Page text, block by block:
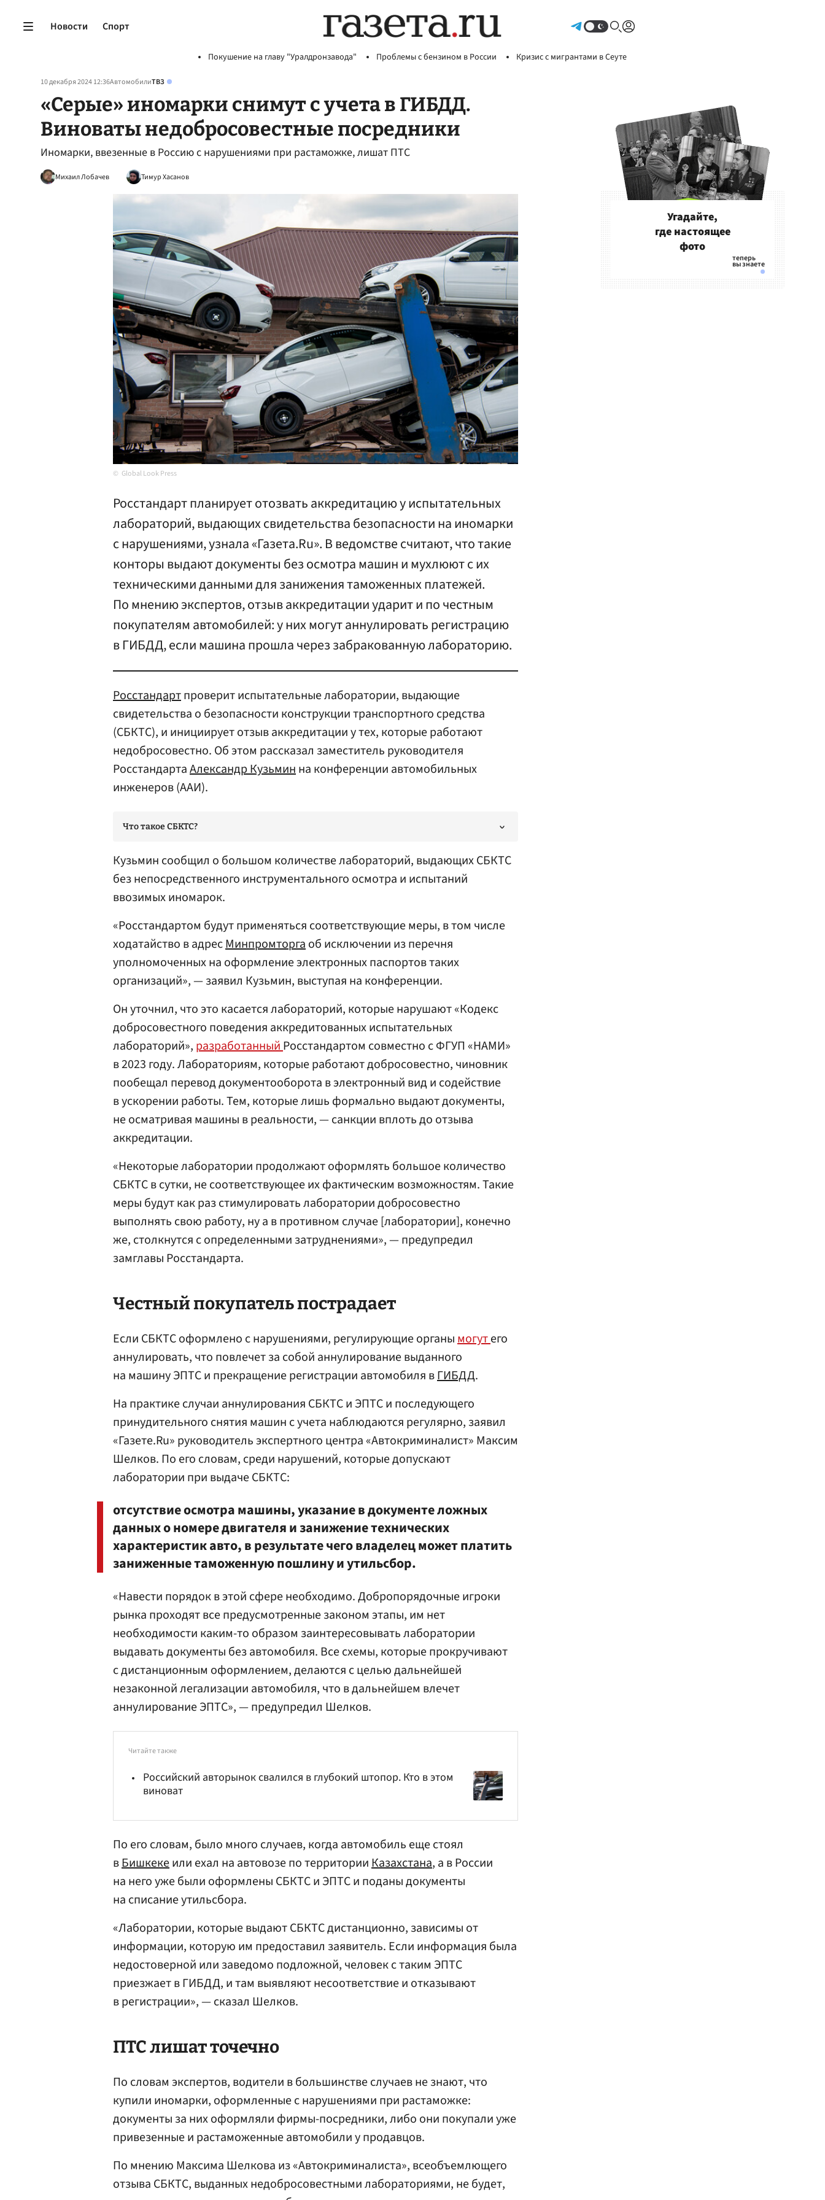
Новости Спорт
Покушение на главу "Уралдронзавода" Проблемы с бензином в России Кризис с мигрантами в Сеуте
10 декабря 2024 12:36АвтомобилиТВЗ
«Серые» иномарки снимут с учета в ГИБДД.
Виноваты недобросовестные посредники
Иномарки, ввезенные в Россию с нарушениями при растаможке, лишат ПТС
Михаил Лобачев Тимур Хасанов
Global Look Press
Росстандарт планирует отозвать аккредитацию у испытательных
лабораторий, выдающих свидетельства безопасности на иномарки
с нарушениями, узнала «Газета.Ru». В ведомстве считают, что такие
конторы выдают документы без осмотра машин и мухлюют с их
техническими данными для занижения таможенных платежей.
По мнению экспертов, отзыв аккредитации ударит и по честным
покупателям автомобилей: у них могут аннулировать регистрацию
в ГИБДД, если машина прошла через забракованную лабораторию.
Росстандартпроверит испытательные лаборатории, выдающие
свидетельства о безопасности конструкции транспортного средства
(СБКТС), и инициирует отзыв аккредитации у тех, которые работают
недобросовестно. Об этом рассказал заместитель руководителя
РосстандартаАлександр Кузьминна конференции автомобильных
инженеров (ААИ).
Что такое СБКТС?
Кузьмин сообщил о большом количестве лабораторий, выдающих СБКТС
без непосредственного инструментального осмотра и испытаний
ввозимых иномарок.
«Росстандартом будут применяться соответствующие меры, в том числе
ходатайство в адресМинпромторгаоб исключении из перечня
уполномоченных на оформление электронных паспортов таких
организаций», — заявил Кузьмин, выступая на конференции.
Он уточнил, что это касается лабораторий, которые нарушают «Кодекс
добросовестного поведения аккредитованных испытательных
лабораторий», разработанныйРосстандартом совместно с ФГУП «НАМИ»
в 2023 году. Лабораториям, которые работают добросовестно, чиновник
пообещал перевод документооборота в электронный вид и содействие
в ускорении работы. Тем, которые лишь формально выдают документы,
не осматривая машины в реальности, — санкции вплоть до отзыва
аккредитации.
«Некоторые лаборатории продолжают оформлять большое количество
СБКТС в сутки, не соответствующее их фактическим возможностям. Такие
меры будут как раз стимулировать лаборатории добросовестно
выполнять свою работу, ну а в противном случае [лаборатории], конечно
же, столкнутся с определенными затруднениями», — предупредил
замглавы Росстандарта.
Честный покупатель пострадает
Если СБКТС оформлено с нарушениями, регулирующие органымогутего
аннулировать, что повлечет за собой аннулирование выданного
на машину ЭПТС и прекращение регистрации автомобиля вГИБДД.
На практике случаи аннулирования СБКТС и ЭПТС и последующего
принудительного снятия машин с учета наблюдаются регулярно, заявил
«Газете.Ru» руководитель экспертного центра «Автокриминалист» Максим
Шелков. По его словам, среди нарушений, которые допускают
лаборатории при выдаче СБКТС:
отсутствие осмотра машины, указание в документе ложных
данных о номере двигателя и занижение технических
характеристик авто, в результате чего владелец может платить
заниженные таможенную пошлину и утильсбор.
«Навести порядок в этой сфере необходимо. Добропорядочные игроки
рынка проходят все предусмотренные законом этапы, им нет
необходимости каким-то образом заинтересовывать лаборатории
выдавать документы без автомобиля. Все схемы, которые прокручивают
с дистанционным оформлением, делаются с целью дальнейшей
незаконной легализации автомобиля, что в дальнейшем влечет
аннулирование ЭПТС», — предупредил Шелков.
Читайте также
Российский авторынок свалился в глубокий штопор. Кто в этом
виноват
По его словам, было много случаев, когда автомобиль еще стоял
вБишкекеили ехал на автовозе по территорииКазахстана, а в России
на него уже были оформлены СБКТС и ЭПТС и поданы документы
на списание утильсбора.
«Лаборатории, которые выдают СБКТС дистанционно, зависимы от
информации, которую им предоставил заявитель. Если информация была
недостоверной или заведомо подложной, человек с таким ЭПТС
приезжает в ГИБДД, и там выявляют несоответствие и отказывают
в регистрации», — сказал Шелков.
ПТС лишат точечно
По словам экспертов, водители в большинстве случаев не знают, что
купили иномарки, оформленные с нарушениями при растаможке:
документы за них оформляли фирмы-посредники, либо они покупали уже
привезенные и растаможенные автомобили у продавцов.
По мнению Максима Шелкова из «Автокриминалиста», всеобъемлющего
отзыва СБКТС, выданных недобросовестными лабораториями, не будет,
Угадайте,
где настоящее
фото